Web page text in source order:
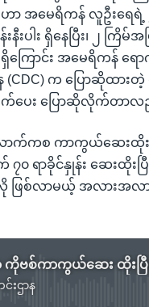
အမေရိကန် လူဦးရေရဲ့ ၅
းနီးပါး ရှိနေပြီး၊ ၂ ကြိ
ရှိကြောင်း အမေရိကန် ရေ
(CDC) က ပြောဆိုထား
ပေး ပြောဆိုလိုက်တာလည်
ာက်ကစ ကာကွယ်ဆေးထို
ရာခိုင်နှုန်း ဆေးထိုးပ
ဖြစ်လာမယ့် အလားအလာ
ဌာန
media source currently